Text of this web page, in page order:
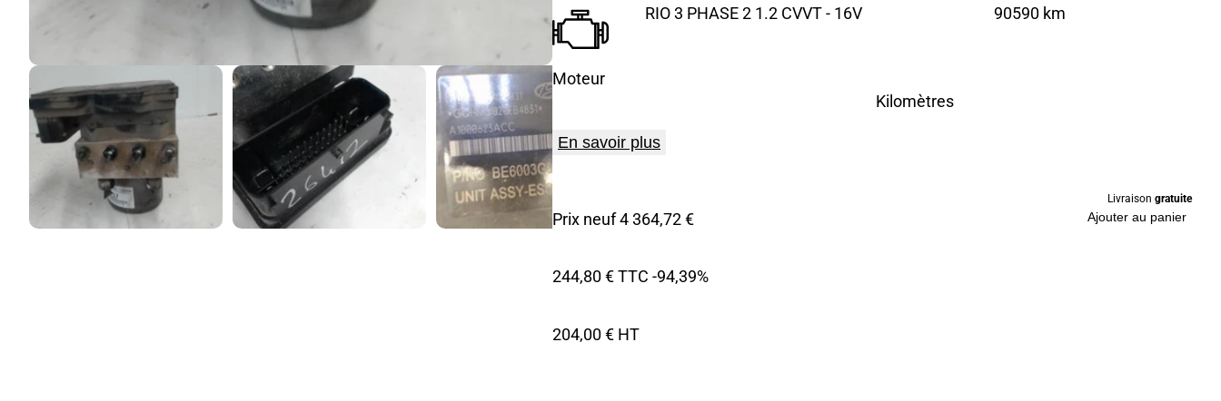
Moteur
RIO 3 PHASE 2 1.2 CVVT - 16V
Kilomètres
90590 km
En savoir plus
Prix neuf 4 364,72 €
244,80 € TTC -94,39%
204,00 € HT
Livraison gratuite
Ajouter au panier